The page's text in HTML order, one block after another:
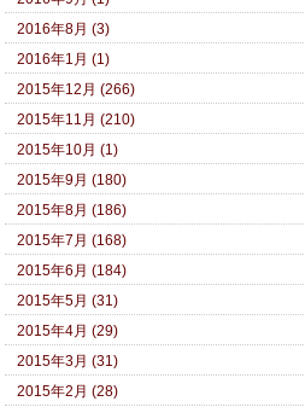
2016年8月 (3)
2016年1月 (1)
2015年12月 (266)
2015年11月 (210)
2015年10月 (1)
2015年9月 (180)
2015年8月 (186)
2015年7月 (168)
2015年6月 (184)
2015年5月 (31)
2015年4月 (29)
2015年3月 (31)
2015年2月 (28)